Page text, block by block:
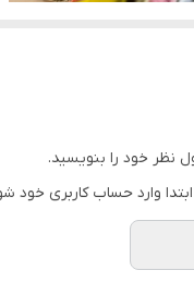
نظر خود را بنویسید.
وارد حساب کاربری خود